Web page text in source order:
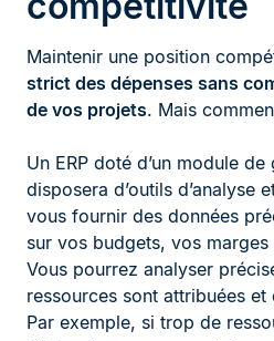
Maintenir une position
strict des dépenses sans
de vos projets. Mais
Un ERP doté d’un module de
disposera d’outils d’analyse
vous fournir des données
sur vos budgets, vos
Vous pourrez analyser
ressources sont attribuées et
Par exemple, si trop de